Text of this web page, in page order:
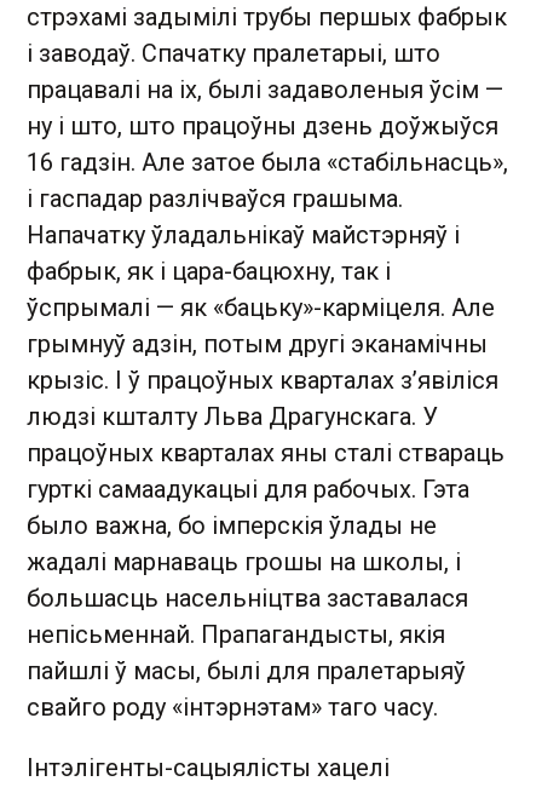
стрэхамі задымілі трубы першых фабрык
і заводаў. Спачатку пралетарыі, што
працавалі на іх, былі задаволеныя ўсім —
ну і што, што працоўны дзень доўжыўся
16 гадзін. Але затое была «стабільнасць»,
і гаспадар разлічваўся грашыма.
Напачатку ўладальнікаў майстэрняў і
фабрык, як і цара-бацюхну, так і
ўспрымалі — як «бацьку»-карміцеля. Але
грымнуў адзін, потым другі эканамічны
крызіс. І ў працоўных кварталах з’явіліся
людзі кшталту Льва Драгунскага. У
працоўных кварталах яны сталі ствараць
гурткі самаадукацыі для рабочых. Гэта
было важна, бо імперскія ўлады не
жадалі марнаваць грошы на школы, і
большасць насельніцтва заставалася
непісьменнай. Прапагандысты, якія
пайшлі ў масы, былі для пралетарыяў
свайго роду «інтэрнэтам» таго часу.
Інтэлігенты-сацыялісты хацелі